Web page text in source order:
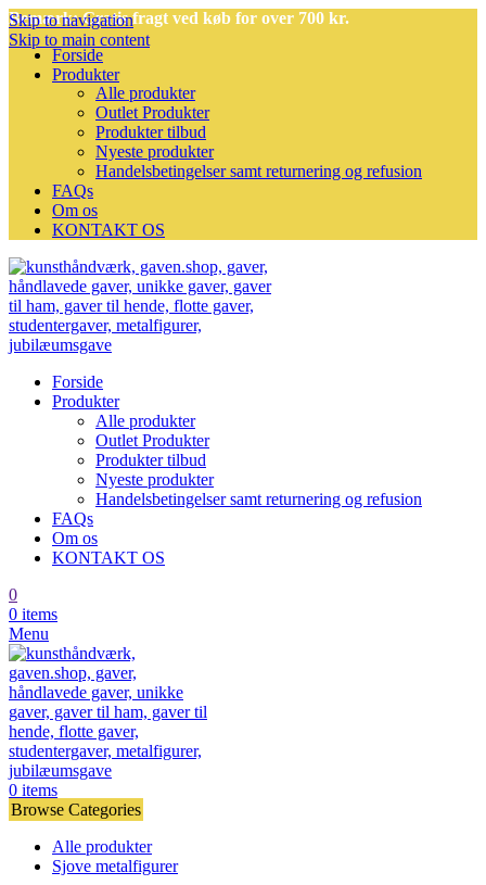
Skip to navigation
Skip to main content
Bemærk: Gratis fragt ved køb for over 700 kr.
Forside
Produkter
Alle produkter
Outlet Produkter
Produkter tilbud
Nyeste produkter
Handelsbetingelser samt returnering og refusion
FAQs
Om os
KONTAKT OS
Forside
Produkter
Alle produkter
Outlet Produkter
Produkter tilbud
Nyeste produkter
Handelsbetingelser samt returnering og refusion
FAQs
Om os
KONTAKT OS
0
0 items
Menu
0 items
Browse Categories
Alle produkter
Sjove metalfigurer